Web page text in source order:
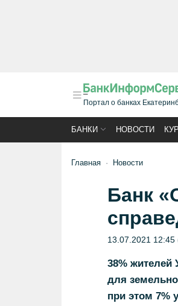
Портал о банках
БАНКИ НОВОСТИ
Главная Новости
Банк
13.07.2021 12:45
38% жителей
для
при этом 7%